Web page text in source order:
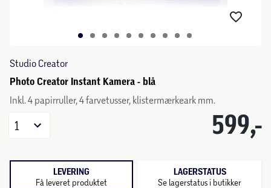
Studio Creator
Photo Creator Instant Kamera - blå
Inkl. 4 papirruller, 4 farvetusser, klistermærkeark mm.
599,-
1
LEVERING
Få leveret produktet
LAGERSTATUS
Se lagerstatus i butikker